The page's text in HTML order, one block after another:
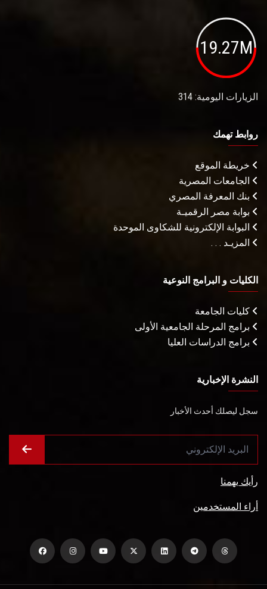
19.27M
الزيارات اليومية: 314
روابط تهمك
خريطة الموقع
الجامعات المصرية
بنك المعرفة المصري
بوابة مصر الرقميـة
البوابة الإلكترونية للشكاوى الموحدة
المزيـد . . .
الكليات و البرامج النوعية
كليات الجامعة
برامج المرحلة الجامعية الأولى
برامج الدراسات العليا
النشرة الإخبارية
سجل ليصلك أحدث الأخبار
رأيك يهمنا
أراء المستخدمين